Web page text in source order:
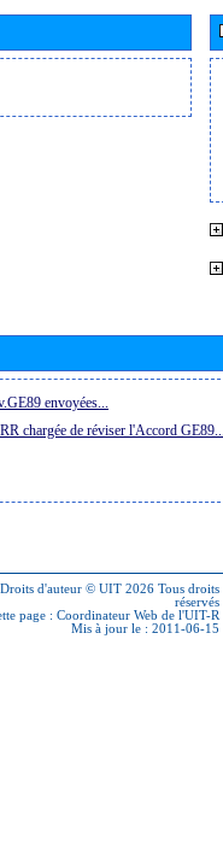
envoyées...
chargée de réviser l'Accord
Droits d'auteur © UIT 2026 Tous droits
réservés
page : Coordinateur Web de l'UIT-R
Mis à jour le : 2011-06-15